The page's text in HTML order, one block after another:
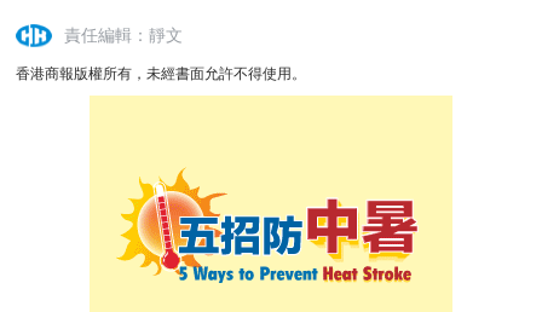
責任編輯：靜文
香港商報版權所有，未經書面允許不得使用。